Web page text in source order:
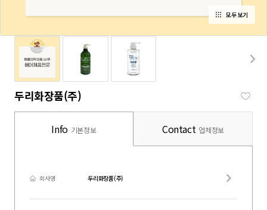
모두 보기
두리화장품(주)
Info 기본정보 Contact 업체정보
회사명 두리화장품(주)